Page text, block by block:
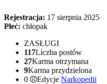
Rejestracja: 17 sierpnia 2025
Płeć: chłopak
ZASŁUGI
117Liczba postów
27Karma otrzymana
9Karma przydzielona
0
Edycje Narkopedii